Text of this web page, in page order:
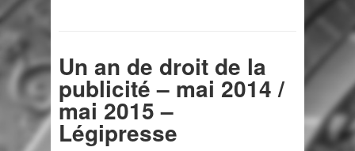
Un an de droit de la
publicité – mai 2014 /
mai 2015 –
Légipresse